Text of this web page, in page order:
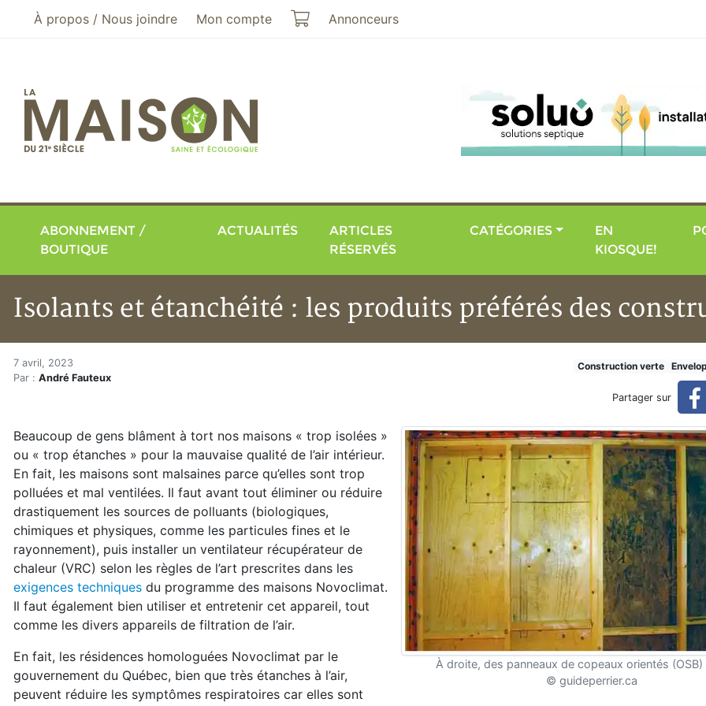
Aller au menu principal
Aller au contenu principal
À propos / Nous joindre Mon compte Mon panier
Annonceurs
ABONNEMENT /
BOUTIQUE
ACTUALITÉS
ARTICLES
RÉSERVÉS
CATÉGORIES
EN
KIOSQUE!
Isolants et étanchéité : les produits préférés des
Accueil
Articles
Isolants et étanchéité : les produits préférés des constructeurs d’avant-garde
Isolants et étanchéité : les produits préférés des
7 avril, 2023
Par : André Fauteux
Construction verte
Partager sur
À droite, des panneaux de copeaux orientés (OSB)
© guideperrier.ca
Beaucoup de gens blâment à tort nos maisons « trop isolées »
ou « trop étanches » pour la mauvaise qualité de l’air intérieur.
En fait, les maisons sont malsaines parce qu’elles sont trop
polluées et mal ventilées. Il faut avant tout éliminer ou réduire
drastiquement les sources de polluants (biologiques,
chimiques et physiques, comme les particules fines et le
rayonnement), puis installer un ventilateur récupérateur de
chaleur (VRC) selon les règles de l’art prescrites dans les
exigences techniques du programme des maisons Novoclimat.
Il faut également bien utiliser et entretenir cet appareil, tout
comme les divers appareils de filtration de l’air.
En fait, les résidences homologuées Novoclimat par le
gouvernement du Québec, bien que très étanches à l’air,
peuvent réduire les symptômes respiratoires car elles sont